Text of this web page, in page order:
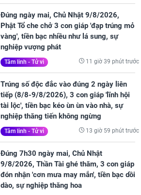
Đúng ngày mai, Chủ Nhật 9/8/2026,
Phật Tổ che chở 3 con giáp 'đạp trúng mỏ
vàng', tiền bạc nhiều như lá sung, sự
nghiệp vượng phát
Tâm linh - Tử vi 11 giờ 39 phút trước
Trúng số độc đắc vào đúng 2 ngày liên
tiếp (8/8-9/8/2026), 3 con giáp 'lĩnh hội
tài lộc', tiền bạc kéo ùn ùn vào nhà, sự
nghiệp thăng tiến không ngừng
Tâm linh - Tử vi 13 giờ 59 phút trước
Đúng 7h30 ngày mai, Chủ Nhật
9/8/2026, Thần Tài ghé thăm, 3 con giáp
đón nhận 'cơn mưa may mắn', tiền bạc dồi
dào, sự nghiệp thăng hoa